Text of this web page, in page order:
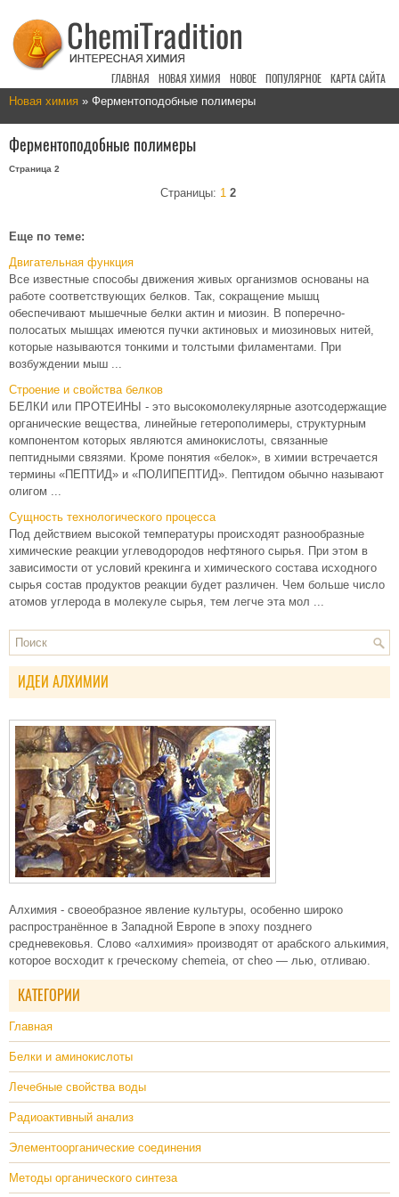
ГЛАВНАЯ НОВАЯ ХИМИЯ НОВОЕ ПОПУЛЯРНОЕ КАРТА САЙТА
Новая химия » Ферментоподобные полимеры
Ферментоподобные полимеры
Страница 2
Страницы: 1 2
Еще по теме:
Двигательная функция
Все известные способы движения живых организмов основаны на
работе соответствующих белков. Так, сокращение мышц
обеспечивают мышечные белки актин и миозин. В поперечно-
полосатых мышцах имеются пучки актиновых и миозиновых нитей,
которые называются тонкими и толстыми филаментами. При
возбуждении мыш ...
Строение и свойства белков
БЕЛКИ или ПРОТЕИНЫ - это высокомолекулярные азотсодержащие
органические вещества, линейные гетерополимеры, структурным
компонентом которых являются аминокислоты, связанные
пептидными связями. Кроме понятия «белок», в химии встречается
термины «ПЕПТИД» и «ПОЛИПЕПТИД». Пептидом обычно называют
олигом ...
Сущность технологического процесса
Под действием высокой температуры происходят разнообразные
химические реакции углеводородов нефтяного сырья. При этом в
зависимости от условий крекинга и химического состава исходного
сырья состав продуктов реакции будет различен. Чем больше число
атомов углерода в молекуле сырья, тем легче эта мол ...
ИДЕИ АЛХИМИИ
Алхимия - своеобразное явление культуры, особенно широко
распространённое в Западной Европе в эпоху позднего
средневековья. Слово «алхимия» производят от арабского алькимия,
которое восходит к греческому chemeia, от cheo — лью, отливаю.
КАТЕГОРИИ
Главная
Белки и аминокислоты
Лечебные свойства воды
Радиоактивный анализ
Элементоорганические соединения
Методы органического синтеза